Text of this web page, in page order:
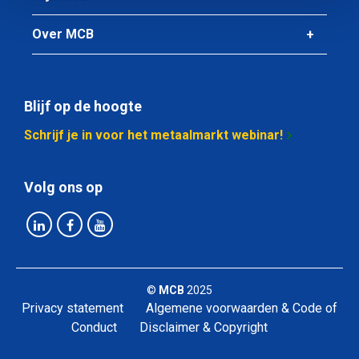
Over MCB
Blijf op de hoogte
Schrijf je in voor het metaalmarkt webinar!
Volg ons op
© MCB 2025
Privacy statement
Algemene voorwaarden & Code of
Conduct
Disclaimer & Copyright